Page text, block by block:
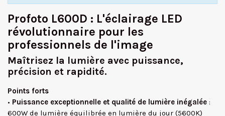
Profoto L600D : L'éclairage LED
révolutionnaire pour les
professionnels de l'image
Maîtrisez la lumière avec puissance,
précision et rapidité.
Points forts
• Puissance exceptionnelle et qualité de lumière inégalée :
600W de lumière équilibrée en lumière du jour (5600K)